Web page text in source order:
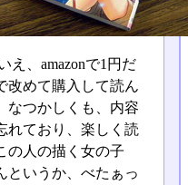
え、amazonで1円だ
改めて購入して読ん
なつかしくも、内容
れており、楽しく読
の人の描く女の子
というか、べたぁっ